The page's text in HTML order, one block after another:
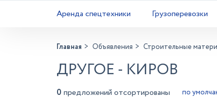
Аренда спецтехники Грузоперевозки
Главная Объявления Строительные
ДРУГОЕ - КИРОВ
0 предложений отсортированы